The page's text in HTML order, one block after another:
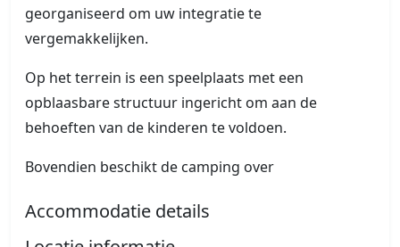
georganiseerd om uw integratie te
vergemakkelijken.
Op het terrein is een speelplaats met een
opblaasbare structuur ingericht om aan de
behoeften van de kinderen te voldoen.
Bovendien beschikt de camping over
Accommodatie details